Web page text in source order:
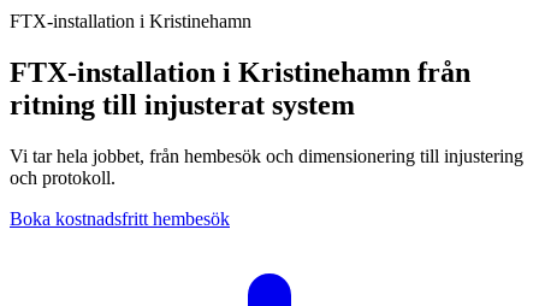
FTX-installation i Kristinehamn
FTX-installation i Kristinehamn från
ritning till injusterat system
Vi tar hela jobbet, från hembesök och dimensionering till injustering
och protokoll.
Boka kostnadsfritt hembesök